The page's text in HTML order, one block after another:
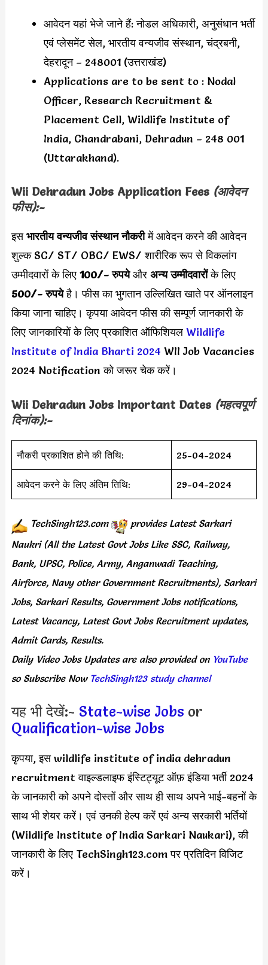
आवेदन यहां भेजे जाने हैं: नोडल अधिकारी, अनुसंधान भर्ती
एवं प्लेसमेंट सेल, भारतीय वन्यजीव संस्थान, चंद्रबनी,
देहरादून – 248001 (उत्तराखंड)
Applications are to be sent to : Nodal
Officer, Research Recruitment &
Placement Cell, Wildlife Institute of
India, Chandrabani, Dehradun – 248 001
(Uttarakhand).
Wii DehradunJobs Application Fees (आवेदन
फीस):-
इसभारतीय वन्यजीव संस्थान नौकरीमें आवेदन करने की आवेदन
शुल्क SC/ ST/ OBC/ EWS/ शारीरिक रूप से विकलांग
उम्मीदवारों के लिए 100/- रुपयेऔर अन्य उम्मीदवारोंके लिए
500/- रुपयेहै। फीस का भुगतान उल्लिखित खाते पर ऑनलाइन
किया जाना चाहिए। कृपया आवेदन फीस की सम्पूर्ण जानकारी के
लिए जानकारियों के लिए प्रकाशित ऑफिशियल Wildlife
Institute of India Bharti 2024 WII Job Vacancies
2024 Notification को जरूर चेक करें।
Wii DehradunJobs Important Dates (महत्वपूर्ण
दिनांक):-
नौकरी प्रकाशित होने की तिथि: 25-04-2024
आवेदन करने के लिए अंतिम तिथि: 29-04-2024
TechSingh123.com provides Latest Sarkari
Naukri (All the Latest Govt Jobs Like SSC, Railway,
Bank, UPSC, Police, Army, Anganwadi Teaching,
Airforce, Navy other Government Recruitments), Sarkari
Jobs, Sarkari Results, Government Jobs notifications,
Latest Vacancy, Latest Govt Jobs Recruitment updates,
Admit Cards, Results.
Daily Video Jobs Updates are also provided onYouTube
so Subscribe Now TechSingh123 study channel
यह भी देखें:- State-wise Jobs or
Qualification-wise Jobs
कृपया, इस wildlife institute of india dehradun
recruitment वाइल्डलाइफ इंस्टिट्यूट ऑफ़ इंडिया भर्ती 2024
के जानकारी को अपने दोस्तों और साथ ही साथ अपने भाई-बहनों के
साथ भी शेयर करें। एवं उनकी हेल्प करें एवं अन्य सरकारी भर्तियों
(Wildlife Institute of India Sarkari Naukari), की
जानकारी के लिए TechSingh123.com पर प्रतिदिन विजिट
करें।